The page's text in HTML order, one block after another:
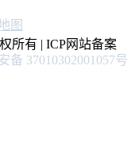
图
所有 | ICP网站备案
备 37010302001057号